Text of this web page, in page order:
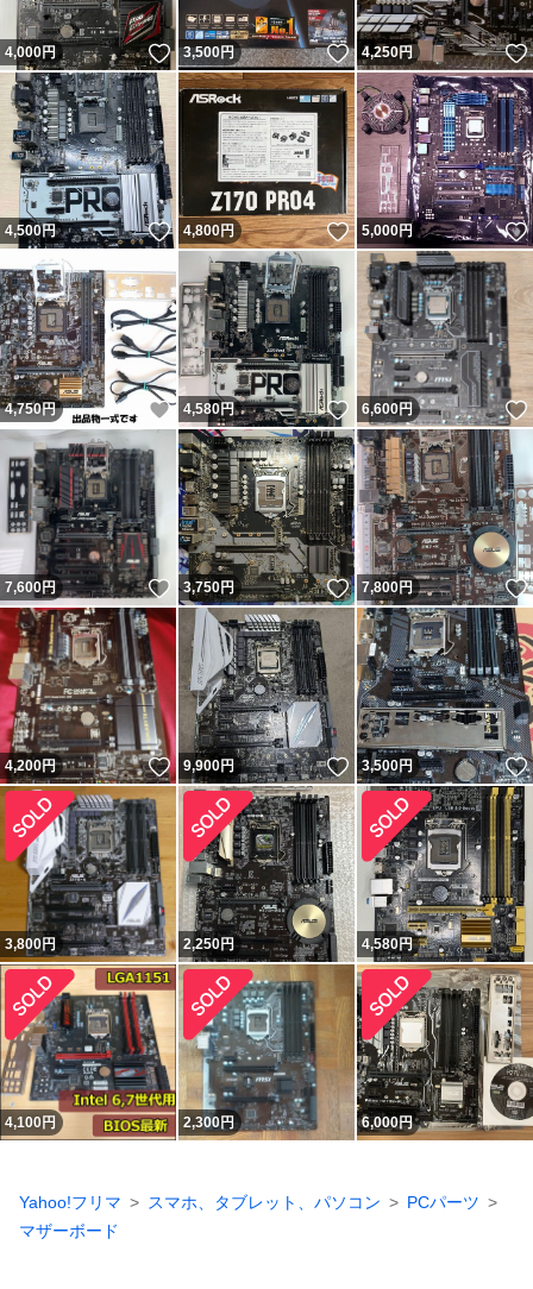
4,000円 いいね！
3,500円 いいね！
4,250円
4,500円 いいね！
4,800円 いいね！
5,000円
4,750円 いいね！
4,580円 いいね！
6,600円
7,600円 いいね！
3,750円 いいね！
7,800円
4,200円 いいね！
9,900円 いいね！
3,500円
3,800円 2,250円 4,580円
4,100円 2,300円 6,000円
Yahoo!フリマ スマホ、タブレット、パソコン
PCパーツ
マザーボード